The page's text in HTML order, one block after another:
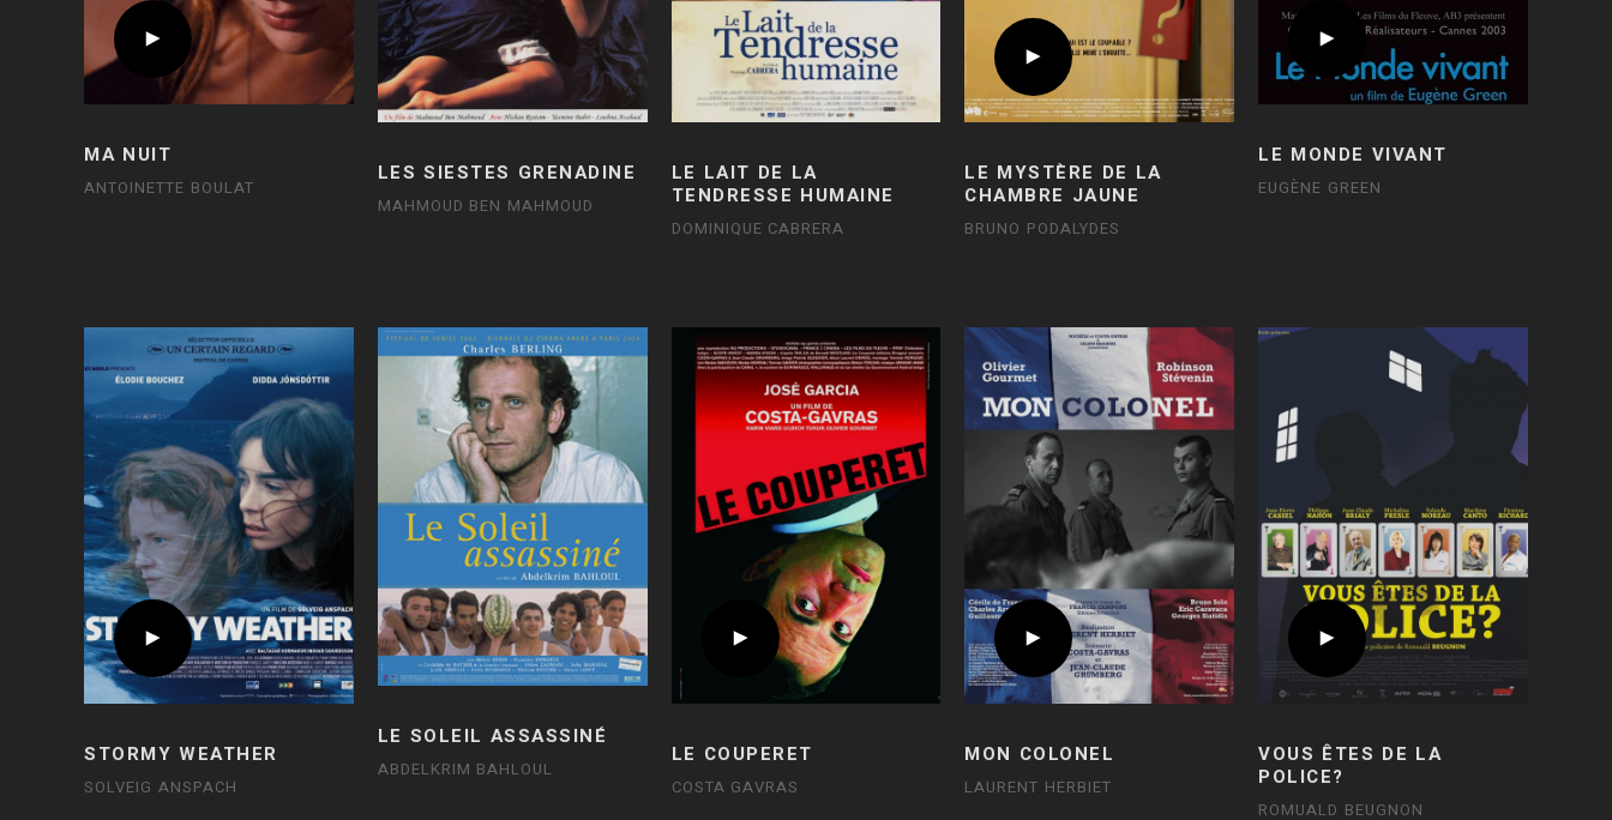
MA NUIT
ANTOINETTE BOULAT
LES SIESTES GRENADINE
MAHMOUD BEN MAHMOUD
LE LAIT DE LA
TENDRESSE HUMAINE
DOMINIQUE CABRERA
LE MYSTÈRE DE LA
CHAMBRE JAUNE
BRUNO PODALYDES
LE MONDE VIVANT
EUGÈNE GREEN
STORMY WEATHER
SOLVEIG ANSPACH
LE SOLEIL ASSASSINÉ
ABDELKRIM BAHLOUL
LE COUPERET
COSTA GAVRAS
MON COLONEL
LAURENT HERBIET
VOUS ÊTES DE LA
POLICE?
ROMUALD BEUGNON